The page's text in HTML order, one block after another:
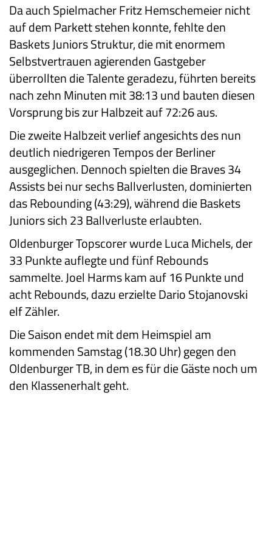
Da auch Spielmacher Fritz Hemschemeier nicht
auf dem Parkett stehen konnte, fehlte den
Baskets Juniors Struktur, die mit enormem
Selbstvertrauen agierenden Gastgeber
überrollten die Talente geradezu, führten bereits
nach zehn Minuten mit 38:13 und bauten diesen
Vorsprung bis zur Halbzeit auf 72:26 aus.
Die zweite Halbzeit verlief angesichts des nun
deutlich niedrigeren Tempos der Berliner
ausgeglichen. Dennoch spielten die Braves 34
Assists bei nur sechs Ballverlusten, dominierten
das Rebounding (43:29), während die Baskets
Juniors sich 23 Ballverluste erlaubten.
Oldenburger Topscorer wurde Luca Michels, der
33 Punkte auflegte und fünf Rebounds
sammelte. Joel Harms kam auf 16 Punkte und
acht Rebounds, dazu erzielte Dario Stojanovski
elf Zähler.
Die Saison endet mit dem Heimspiel am
kommenden Samstag (18.30 Uhr) gegen den
Oldenburger TB, in dem es für die Gäste noch um
den Klassenerhalt geht.